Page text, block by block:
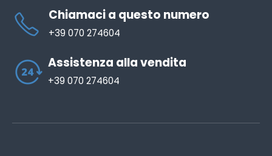
Chiamaci a questo numero
+39 070 274604
Assistenza alla vendita
+39 070 274604